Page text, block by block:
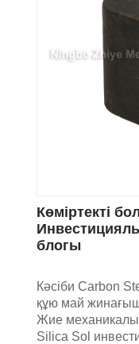
Көміртекті
блогы
Кәсіби Carbon
құю май жинағыш
Жие
Silica Sol